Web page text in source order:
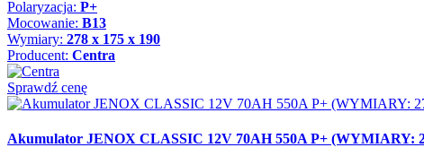
Polaryzacja: P+
Mocowanie: B13
Wymiary: 278 x 175 x 190
Producent: Centra
Sprawdź cenę
Akumulator JENOX CLASSIC 12V 70AH 550A P+ (WYMIARY: